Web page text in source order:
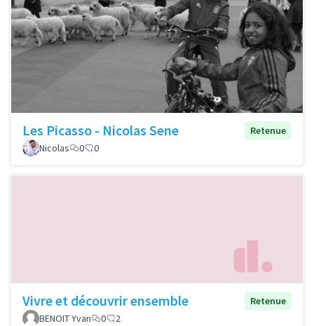
Les Picasso - Nicolas Sene
Retenue
Nicolas
0 0
Vivre et découvrir ensemble
Retenue
BENOIT Yvan
0 2